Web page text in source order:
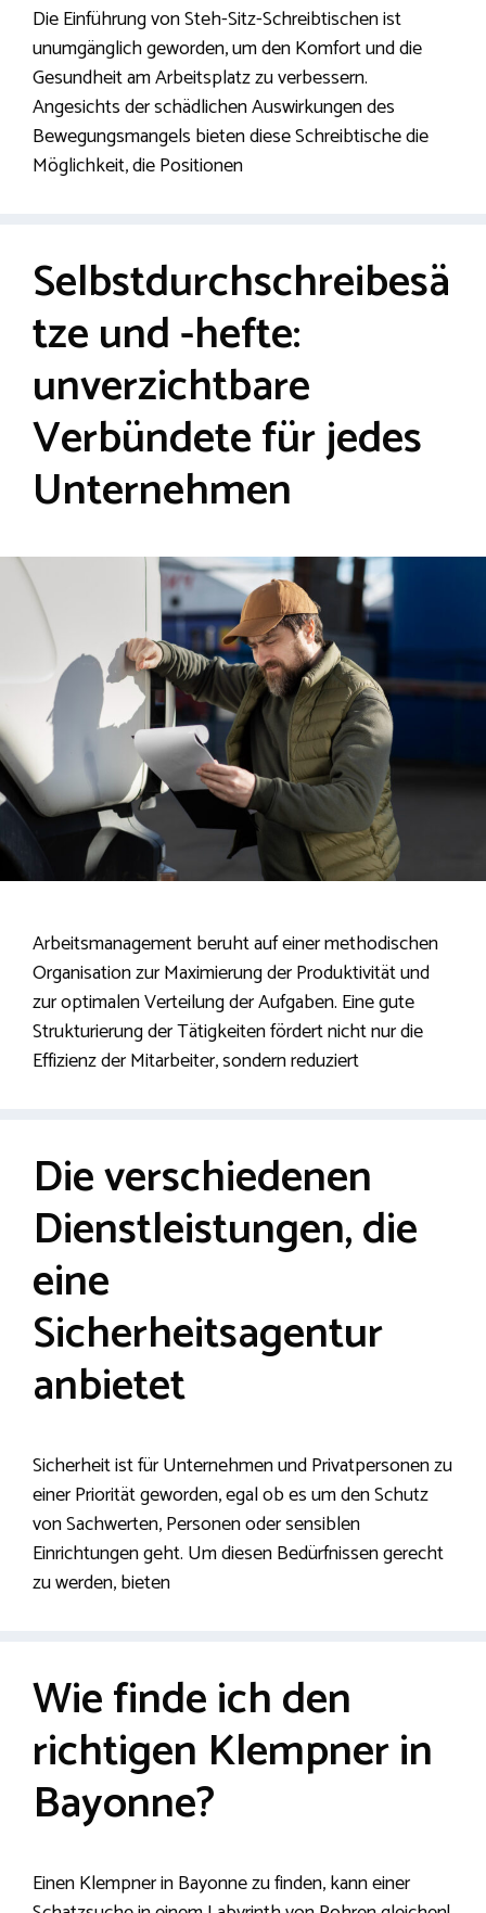
Die Einführung von Steh-Sitz-Schreibtischen ist
unumgänglich geworden, um den Komfort und die
Gesundheit am Arbeitsplatz zu verbessern.
Angesichts der schädlichen Auswirkungen des
Bewegungsmangels bieten diese Schreibtische die
Möglichkeit, die Positionen
Selbstdurchschreibesä
tze und -hefte:
unverzichtbare
Verbündete für jedes
Unternehmen
Arbeitsmanagement beruht auf einer methodischen
Organisation zur Maximierung der Produktivität und
zur optimalen Verteilung der Aufgaben. Eine gute
Strukturierung der Tätigkeiten fördert nicht nur die
Effizienz der Mitarbeiter, sondern reduziert
Die verschiedenen
Dienstleistungen, die
eine
Sicherheitsagentur
anbietet
Sicherheit ist für Unternehmen und Privatpersonen zu
einer Priorität geworden, egal ob es um den Schutz
von Sachwerten, Personen oder sensiblen
Einrichtungen geht. Um diesen Bedürfnissen gerecht
zu werden, bieten
Wie finde ich den
richtigen Klempner in
Bayonne?
Einen Klempner in Bayonne zu finden, kann einer